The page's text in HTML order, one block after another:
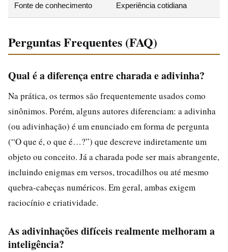
Fonte de conhecimento Experiência cotidiana
Perguntas Frequentes (FAQ)
Qual é a diferença entre charada e adivinha?
Na prática, os termos são frequentemente usados como
sinônimos. Porém, alguns autores diferenciam: a adivinha
(ou adivinhação) é um enunciado em forma de pergunta
(“O que é, o que é…?”) que descreve indiretamente um
objeto ou conceito. Já a charada pode ser mais abrangente,
incluindo enigmas em versos, trocadilhos ou até mesmo
quebra-cabeças numéricos. Em geral, ambas exigem
raciocínio e criatividade.
As adivinhações difíceis realmente melhoram a
inteligência?